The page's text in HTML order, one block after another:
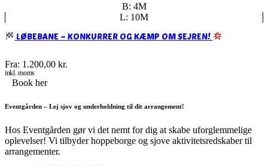
B: 4M
L: 10M
LØBEBANE – KONKURRER OG KÆMP OM SEJREN!
Fra: 1.200,00 kr.
inkl. moms
Book her
Eventgården – Lej sjov og underholdning til dit arrangement!
Hos Eventgården gør vi det nemt for dig at skabe uforglemmelige
oplevelser! Vi tilbyder hoppeborge og sjove aktivitetsredskaber til
arrangementer.